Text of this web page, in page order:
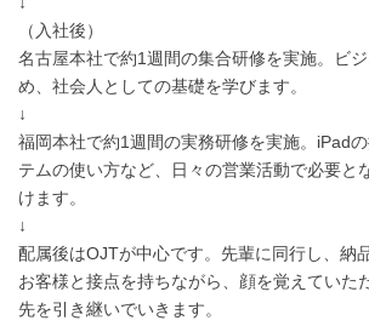
（入社後）
名古屋本社で約1週間の集合研修を実施。ビ
め、社会人としての基礎を学びます。
↓
福岡本社で約1週間の実務研修を実施。iPad
テムの使い方など、日々の営業活動で必要と
けます。
↓
配属後はOJTが中心です。先輩に同行し、納
お客様と接点を持ちながら、顔を覚えていた
先を引き継いでいきます。